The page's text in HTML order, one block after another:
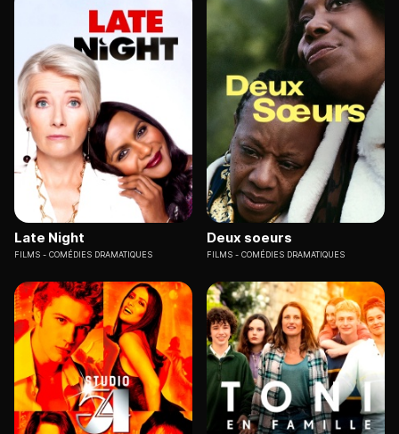
Late Night
FILMS COMÉDIES DRAMATIQUES
Deux soeurs
FILMS COMÉDIES DRAMATIQUES